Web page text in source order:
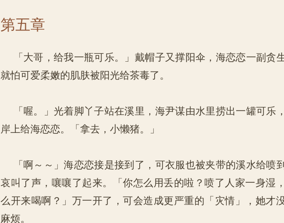
第五章
「大哥，给我一瓶可乐。」戴帽子又撑阳伞，海恋恋一副贪
就怕可爱柔嫩的肌肤被阳光给茶毒了。
「喔。」光着脚丫子站在溪里，海尹谋由水里捞出一罐可乐
岸上给海恋恋。「拿去，小懒猪。」
「啊～～」海恋恋接是接到了，可衣服也被夹带的溪水给喷
哀叫了声，嚷嚷了起来。「你怎么用丢的啦？喷了人家一身湿
么开来喝啊？」万一开了，可会造成更严重的「灾情」，她才
麻烦。